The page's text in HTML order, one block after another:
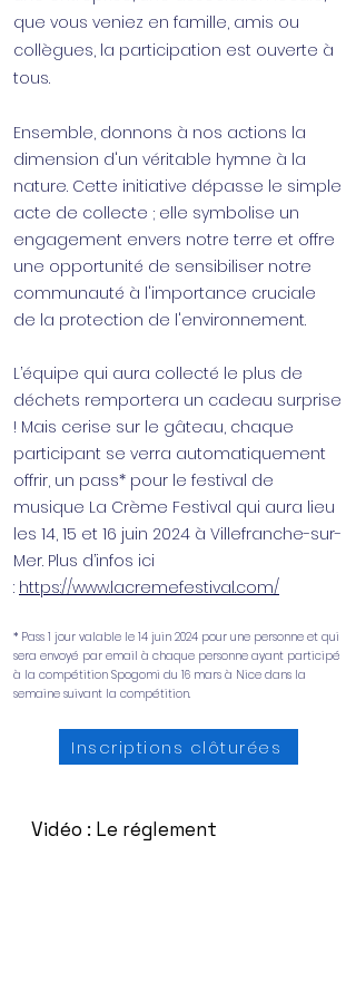
que vous veniez en famille, amis ou
collègues, la participation est ouverte à
tous.
Ensemble, donnons à nos actions la
dimension d'un véritable hymne à la
nature. Cette initiative dépasse le simple
acte de collecte ; elle symbolise un
engagement envers notre terre et offre
une opportunité de sensibiliser notre
communauté à l'importance cruciale
de la protection de l'environnement.
L’équipe qui aura collecté le plus de
déchets remportera un cadeau surprise
! Mais cerise sur le gâteau, chaque
participant se verra automatiquement
offrir, un pass* pour le festival de
musique La Crème Festival qui aura lieu
les 14, 15 et 16 juin 2024 à Villefranche-sur-
Mer. Plus d’infos ici
: https://www.lacremefestival.com/
* Pass 1 jour valable le 14 juin 2024 pour une personne et qui
sera envoyé par email à chaque personne ayant participé
à la compétition Spogomi du 16 mars à Nice dans la
semaine suivant la compétition.
Inscriptions clôturées
Vidéo : Le réglement